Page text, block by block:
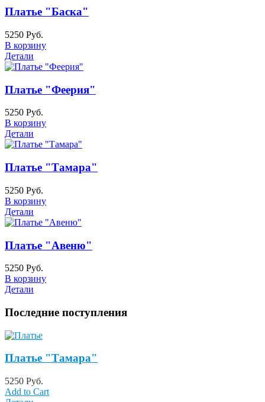
Платье "Баска"
5250 Руб.
В корзину
Детали
Платье "Феерия"
5250 Руб.
В корзину
Детали
Платье "Тамара"
5250 Руб.
В корзину
Детали
Платье "Авеню"
5250 Руб.
В корзину
Детали
Последние поступления
Платье "Тамара"
5250 Руб.
Add to Cart